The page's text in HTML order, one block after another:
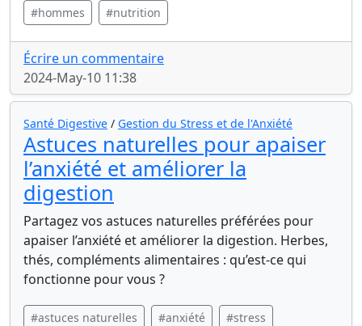
#hommes #nutrition
Écrire un commentaire
2024-May-10 11:38
Santé Digestive / Gestion du Stress et de l'Anxiété
Astuces naturelles pour apaiser
l’anxiété et améliorer la
digestion
Partagez vos astuces naturelles préférées pour
apaiser l’anxiété et améliorer la digestion. Herbes,
thés, compléments alimentaires : qu’est-ce qui
fonctionne pour vous ?
#astuces naturelles #anxiété #stress